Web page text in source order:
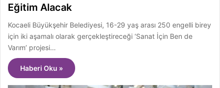
Eğitim Alacak
Kocaeli Büyükşehir Belediyesi, 16-29 yaş arası 250 engelli birey
için iki aşamalı olarak gerçekleştireceği ‘Sanat İçin Ben de
Varım’ projesi…
Haberi Oku »